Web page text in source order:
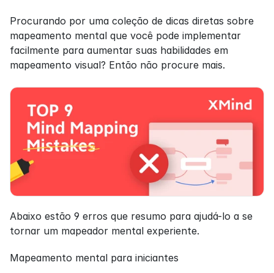
Procurando por uma coleção de dicas diretas sobre
mapeamento mental que você pode implementar
facilmente para aumentar suas habilidades em
mapeamento visual? Então não procure mais.
Abaixo estão 9 erros que resumo para ajudá-lo a se
tornar um mapeador mental experiente.
Mapeamento mental para iniciantes